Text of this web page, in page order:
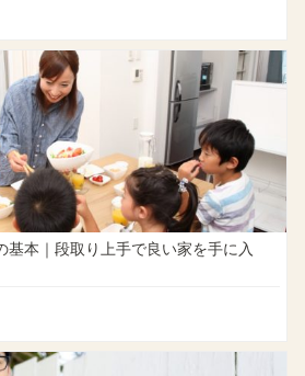
基本｜段取り上手で良い家を手に入